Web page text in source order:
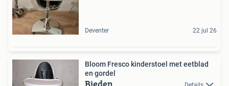
Deventer 22 jul 26
Bloom Fresco kinderstoel met eetblad
en gordel